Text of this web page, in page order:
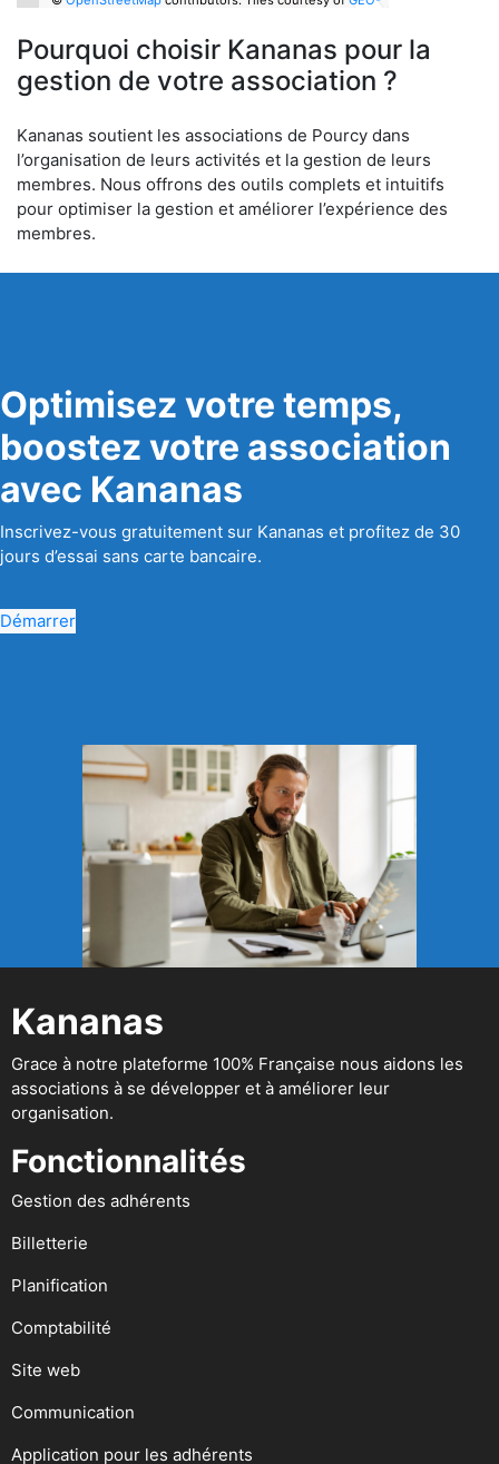
Pourquoi choisir Kananas pour la
gestion de votre association ?
Kananas soutient les associations de Pourcy dans
l’organisation de leurs activités et la gestion de leurs
membres. Nous offrons des outils complets et intuitifs
pour optimiser la gestion et améliorer l’expérience des
membres.
Optimisez votre temps,
boostez votre association
avec Kananas
Inscrivez-vous gratuitement sur Kananas et profitez de 30
jours d’essai sans carte bancaire.
Démarrer
Kananas
Grace à notre plateforme 100% Française nous aidons les
associations à se développer et à améliorer leur
organisation.
Fonctionnalités
Gestion des adhérents
Billetterie
Planification
Comptabilité
Site web
Communication
Application pour les adhérents